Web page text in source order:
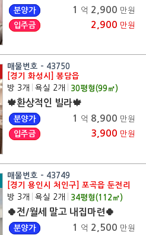
분양가 1 억 2,900 만원
입주금
2,900 만원
매물번호 - 43750
[경기 화성시] 봉담읍
방 3개
욕실 2개 30평형(99㎡)
🍁환상적인 빌라🍁
분양가 1 억 8,900 만원
입주금
3,900 만원
매물번호 - 43749
[경기 용인시 처인구] 포곡읍 둔전리
방 3개
욕실 2개 34평형(112 ㎡)
🍀전/월세 말고 내집마련🍀
분양가 1 억 2,500 만원